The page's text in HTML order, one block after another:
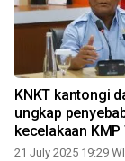
KNKT kantongi
ungkap
kecelakaan KMP
Pratama Jaya
21 July 2025 19:29